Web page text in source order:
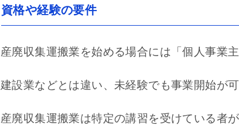
資格や経験の要件
産廃収集運搬業を始める場合には「個人事業
建設業などとは違い、未経験でも事業開始が可
産廃収集運搬業は特定の講習を受けている者